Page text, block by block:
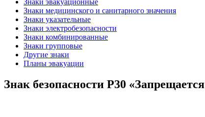
Знаки эвакуационные
Знаки медицинского и санитарного значения
Знаки указательные
Знаки электробезопасности
Знаки комбинированные
Знаки групповые
Другие знаки
Планы эвакуации
Знак безопасности P30